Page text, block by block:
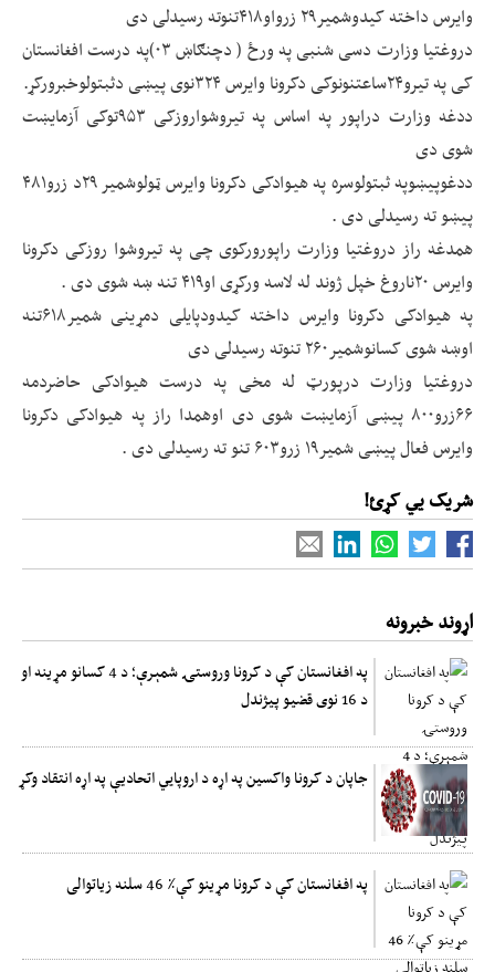
وایرس داخته کیدوشمیر۲۹ زرواو۴۱۸تنوته رسیدلی دی
دروغتیا وزارت دسی شنبی په ورځ ( دچنګاښ ۰۳)په درست افغانستان
کی په تیرو۲۴ساعتنونوکی دکرونا وایرس ۳۲۴نوی پیښی دثبتولوخبرورکړ.
ددغه وزارت دراپور په اساس په تیروشواروزکی ۹۵۳توکی آزمایښت
شوی دی
ددغوپیښوپه ثبتولوسره په هیوادکی دکرونا وایرس ټولوشمیر ۲۹د زرو۴۸۱
پیښو ته رسیدلی دی .
همدغه راز دروغتیا وزارت راپورورکوی چی په تیروشوا روزکی دکرونا
وایرس ۲۰ناروغ خپل ژوند له لاسه ورکړی او۴۱۹ تنه ښه شوی دی .
په هیوادکی دکرونا وایرس داخته کیدودپایلی دمړینی شمیر۶۱۸تنه
اوښه شوی کسانوشمیر۲۶۰ تنوته رسیدلی دی
دروغتیا وزارت درپورټ له مخی په درست هیوادکی حاضردمه
۶۶زرو۸۰۰ پیښی آزمايښت شوی دی اوهمدا راز په هیوادکی دکرونا
وایرس فعال پیښی شمیر۱۹ زرو۶۰۳ تنو ته رسیدلی دی .
شریک یي کړئ!
اړوند خبرونه
په افغانستان کې د کرونا وروستۍ شمېرې؛ د 4 کسانو مړینه او
د 16 نوی قضیو پیژندل
جاپان د کرونا واکسین په اړه د اروپايي اتحادیې په اړه انتقاد وکړ
په افغانستان کې د کرونا مړینو کې٪ 46 سلنه زیاتوالی